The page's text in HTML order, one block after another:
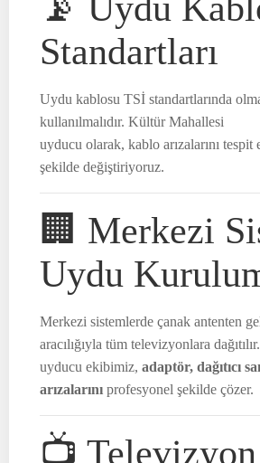
Standartları
Uydu kablosu TSİ standartlarında
kullanılmalıdır. Kültür Mahallesi
uyducu olarak, kablo arızalarını
şekilde değiştiriyoruz.
🏢 Merkezi
Uydu
Merkezi sistemlerde çanak antenten
aracılığıyla tüm televizyonlara
uyducu ekibimiz, adaptör, dağıtıcı
arızalarını profesyonel şekilde çözer.
📺 Televizyon